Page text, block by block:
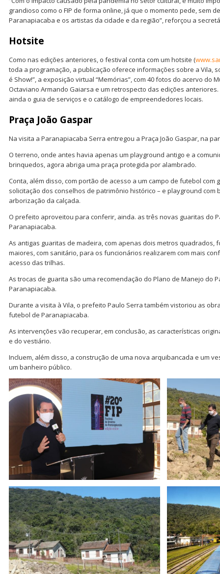
grandioso como o FIP de forma online, já que o momento pede, sem
Paranapiacaba e os artistas da cidade e da região”, reforçou a
Hotsite
Como nas edições anteriores, o festival conta com um hotsite (
toda a programação, a publicação oferece informações sobre a Vila,
é Show!”, a exposição virtual “Memórias”, com 40 fotos do acervo do
Octaviano Armando Gaiarsa e um retrospecto das edições
ainda o guia de serviços e o catálogo de empreendedores locais.
Praça João Gaspar
Na visita a Paranapiacaba Serra entregou a Praça João Gaspar, na
O terreno, onde antes havia apenas um playground antigo e a
brinquedos, agora abriga uma praça protegida por alambrado.
Conta, além disso, com portão de acesso a um campo de futebol com
solicitação dos conselhos de patrimônio histórico – e playground com
arborização da calçada.
O prefeito aproveitou para conferir, ainda. as três novas guaritas do
Paranapiacaba.
As antigas guaritas de madeira, com apenas dois metros quadrados,
maiores, com sanitário, para os funcionários realizarem com mais
acesso das trilhas.
As trocas de guarita são uma recomendação do Plano de Manejo do
Paranapiacaba.
Durante a visita à Vila, o prefeito Paulo Serra também vistoriou as
futebol de Paranapiacaba.
As intervenções vão recuperar, em conclusão, as características
e do vestiário.
Incluem, além disso, a construção de uma nova arquibancada e um
um banheiro público.